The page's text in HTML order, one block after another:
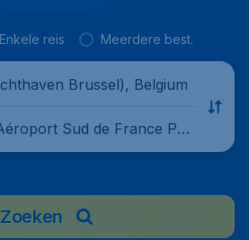
Enkele reis Meerdere best.
Brussel), Belgium
Sud de France Per
Zoeken